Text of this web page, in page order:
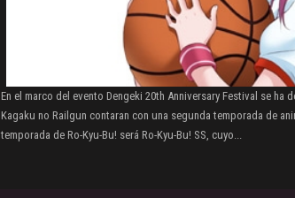
En el marco del evento Dengeki 20th Anniversary Festival se ha
Kagaku no Railgun contaran con una segunda temporada de
temporada de Ro-Kyu-Bu! será Ro-Kyu-Bu! SS, cuyo...